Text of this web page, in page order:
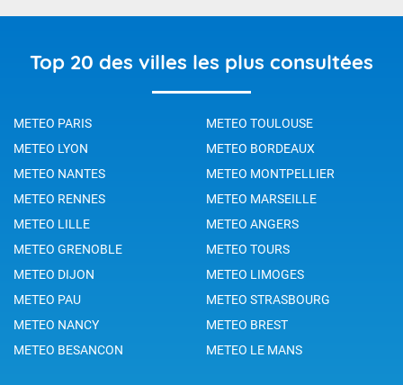
Top 20 des villes les plus consultées
METEO PARIS
METEO TOULOUSE
METEO LYON
METEO BORDEAUX
METEO NANTES
METEO MONTPELLIER
METEO RENNES
METEO MARSEILLE
METEO LILLE
METEO ANGERS
METEO GRENOBLE
METEO TOURS
METEO DIJON
METEO LIMOGES
METEO PAU
METEO STRASBOURG
METEO NANCY
METEO BREST
METEO BESANCON
METEO LE MANS